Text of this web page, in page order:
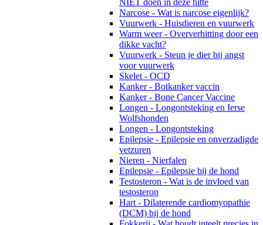
Narcose - Wat is narcose eigenlijk?
Vuurwerk - Huisdieren en vuurwerk
Warm weer - Oververhitting door een
dikke vacht?
Vuurwerk - Steun je dier bij angst
voor vuurwerk
Skelet - OCD
Kanker - Botkanker vaccin
Kanker - Bone Cancer Vaccine
Longen - Longontsteking en Ierse
Wolfshonden
Longen - Longontsteking
Epilepsie - Epilepsie en onverzadigde
vetzuren
Nieren - Nierfalen
Epilepsie - Epilepsie bij de hond
Testosteron - Wat is de invloed van
testosteron
Hart - Dilaterende cardiomyopathie
(DCM) bij de hond